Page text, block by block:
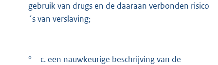
gebruik van drugs en de daaraan verbonden risico
´s van verslaving;
°
c. een nauwkeurige beschrijving van de